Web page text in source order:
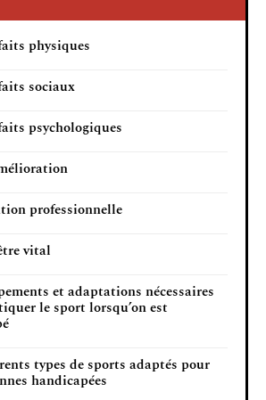
physiques
sociaux
psychologiques
professionnelle
vital
et adaptations nécessaires
le sport lorsqu’on est
types de sports adaptés pour
handicapées